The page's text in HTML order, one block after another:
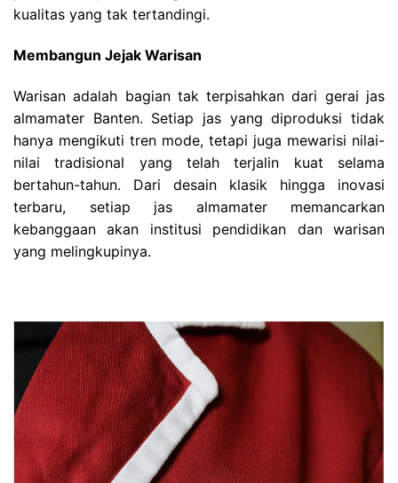
kualitas yang tak tertandingi.
Membangun Jejak Warisan
Warisan adalah bagian tak terpisahkan dari gerai jas
almamater Banten. Setiap jas yang diproduksi tidak
hanya mengikuti tren mode, tetapi juga mewarisi nilai-
nilai tradisional yang telah terjalin kuat selama
bertahun-tahun. Dari desain klasik hingga inovasi
terbaru, setiap jas almamater memancarkan
kebanggaan akan institusi pendidikan dan warisan
yang melingkupinya.